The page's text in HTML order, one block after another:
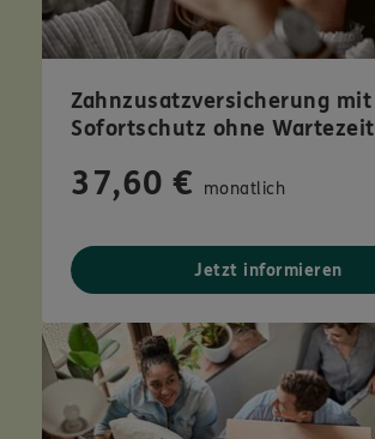
Zahnzusatzversicherung mit
Sofortschutz ohne Wartezeit
37,60 € monatlich
Jetzt informieren